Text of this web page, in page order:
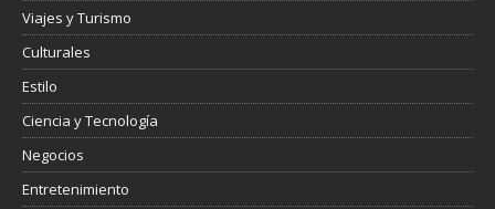
Viajes y Turismo
Culturales
Estilo
Ciencia y Tecnología
Negocios
Entretenimiento